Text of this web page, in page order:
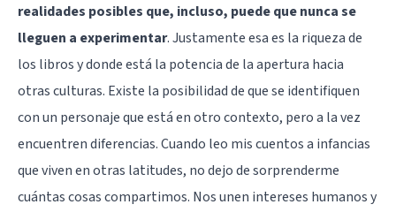
realidades posibles que, incluso, puede que nunca se
lleguen a experimentar. Justamente esa es la riqueza de
los libros y donde está la potencia de la apertura hacia
otras culturas. Existe la posibilidad de que se identifiquen
con un personaje que está en otro contexto, pero a la vez
encuentren diferencias. Cuando leo mis cuentos a infancias
que viven en otras latitudes, no dejo de sorprenderme
cuántas cosas compartimos. Nos unen intereses humanos y